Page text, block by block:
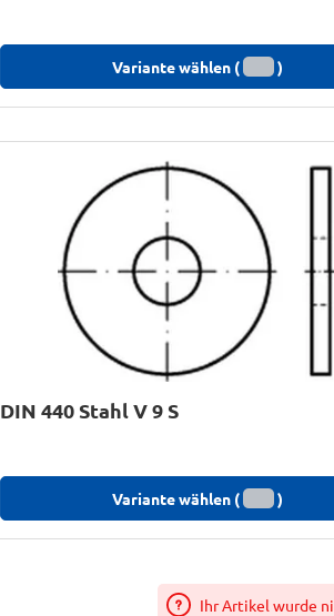
Variante wählen ( )
DIN 440 Stahl V 9 S
Variante wählen ( )
Ihr Artikel wurde